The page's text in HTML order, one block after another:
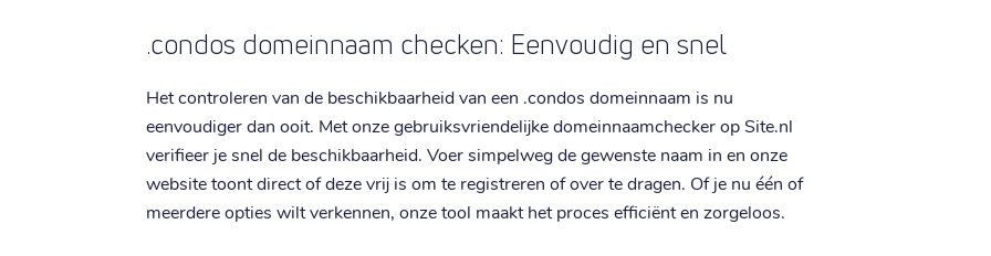
.condos domeinnaam checken: Eenvoudig en snel
Het controleren van de beschikbaarheid van een .condos domeinnaam is nu
eenvoudiger dan ooit. Met onze gebruiksvriendelijke domeinnaamchecker op Site.nl
verifieer je snel de beschikbaarheid. Voer simpelweg de gewenste naam in en onze
website toont direct of deze vrij is om te registreren of over te dragen. Of je nu één of
meerdere opties wilt verkennen, onze tool maakt het proces efficiënt en zorgeloos.